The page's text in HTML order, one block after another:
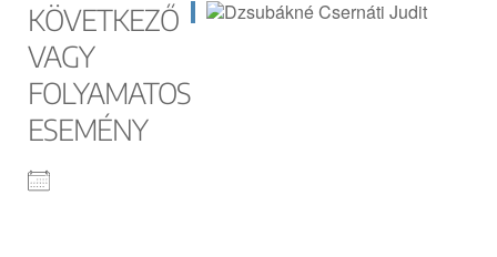
KÖVETKEZŐ
VAGY
FOLYAMATOS
ESEMÉNY